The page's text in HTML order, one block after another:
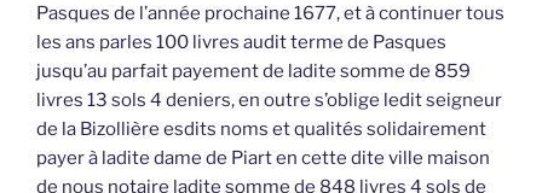
Pasques de l’année prochaine 1677, et à continuer tous
les ans parles 100 livres audit terme de Pasques
jusqu’au parfait payement de ladite somme de 859
livres 13 sols 4 deniers, en outre s’oblige ledit seigneur
de la Bizollière esdits noms et qualités solidairement
payer à ladite dame de Piart en cette dite ville maison
de nous notaire ladite somme de 848 livres 4 sols de